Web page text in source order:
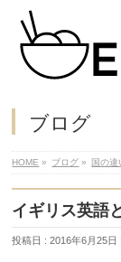
ブログ
HOME » ブログ » 国の違
イギリス英語
投稿日 : 2016年6月25日